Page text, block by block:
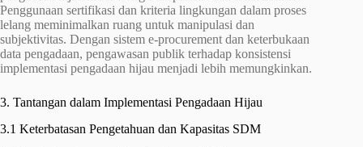
Penggunaan sertifikasi dan kriteria lingkungan dalam proses
lelang meminimalkan ruang untuk manipulasi dan
subjektivitas. Dengan sistem e-procurement dan keterbukaan
data pengadaan, pengawasan publik terhadap konsistensi
implementasi pengadaan hijau menjadi lebih memungkinkan.
3. Tantangan dalam Implementasi Pengadaan Hijau
3.1 Keterbatasan Pengetahuan dan Kapasitas SDM